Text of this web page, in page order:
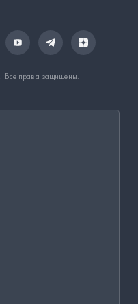
. Все права защищены.